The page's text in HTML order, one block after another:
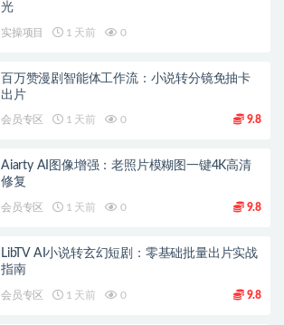
光
实操项目 1 天前 0
百万赞漫剧智能体工作流：小说转分镜免抽卡
出片
会员专区 1 天前 0 9.8
Aiarty AI图像增强：老照片模糊图一键4K高清
修复
会员专区 1 天前 0 9.8
LibTV AI小说转玄幻短剧：零基础批量出片实战
指南
会员专区 1 天前 0 9.8